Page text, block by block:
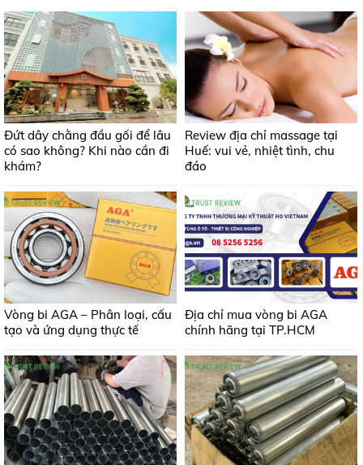
Đứt dây chằng đầu gối để lâu
có sao không? Khi nào cần đi
khám?
Review địa chỉ massage tại
Huế: vui vẻ, nhiệt tình, chu
đáo
Vòng bi AGA – Phân loại, cấu
tạo và ứng dụng thực tế
Địa chỉ mua vòng bi AGA
chính hãng tại TP.HCM